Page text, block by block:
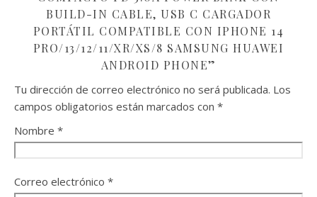
BUILD-IN CABLE, USB C CARGADOR
PORTÁTIL COMPATIBLE CON IPHONE 14
PRO/13/12/11/XR/XS/8 SAMSUNG HUAWEI
ANDROID PHONE”
Tu dirección de correo electrónico no será publicada. Los
campos obligatorios están marcados con *
Nombre *
Correo electrónico *